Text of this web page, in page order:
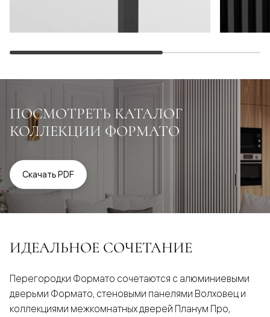
ПОСМОТРЕТЬ КАТАЛОГ
КОЛЛЕКЦИИ ФОРМАТО
Скачать PDF
ИДЕАЛЬНОЕ СОЧЕТАНИЕ
Перегородки Формато сочетаются с алюминиевыми
дверьми Формато, стеновыми панелями Волховец и
коллекциями межкомнатных дверей Планум Про,